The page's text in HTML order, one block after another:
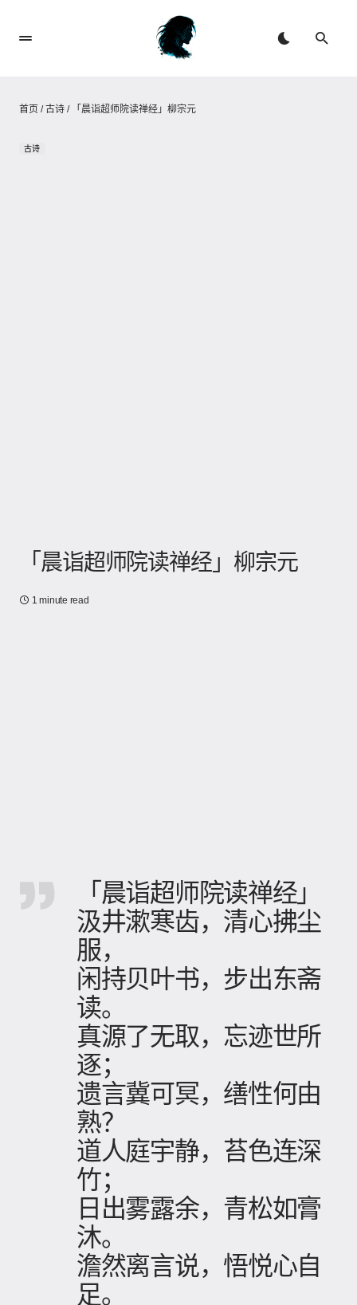
首页 /古诗 / 「晨诣超师院读禅经」柳宗元
古诗
「晨诣超师院读禅经」柳宗元
1 minute read
「晨诣超师院读禅经」
汲井漱寒齿，清心拂尘
服，
闲持贝叶书，步出东斋
读。
真源了无取，忘迹世所
逐；
遗言冀可冥，缮性何由
熟？
道人庭宇静，苔色连深
竹；
日出雾露余，青松如膏
沐。
澹然离言说，悟悦心自
足。